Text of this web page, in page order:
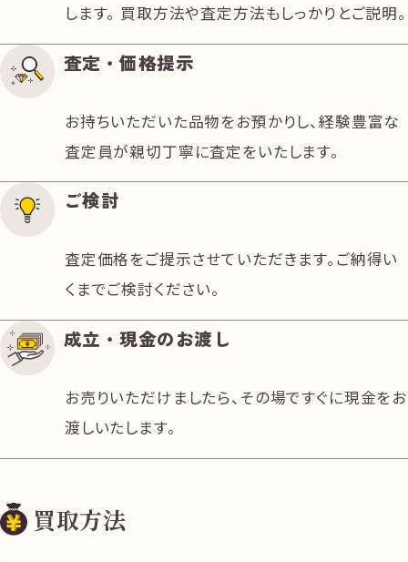
します。 買取方法や査定方法もしっかりとご説明。
査定・価格提示
お持ちいただいた品物をお預かりし、経験豊富な
査定員が親切丁寧に査定をいたします。
ご検討
査定価格をご提示させていただきます。ご納得い
くまでご検討ください。
成立・現金のお渡し
お売りいただけましたら、その場ですぐに現金をお
渡しいたします。
買取方法